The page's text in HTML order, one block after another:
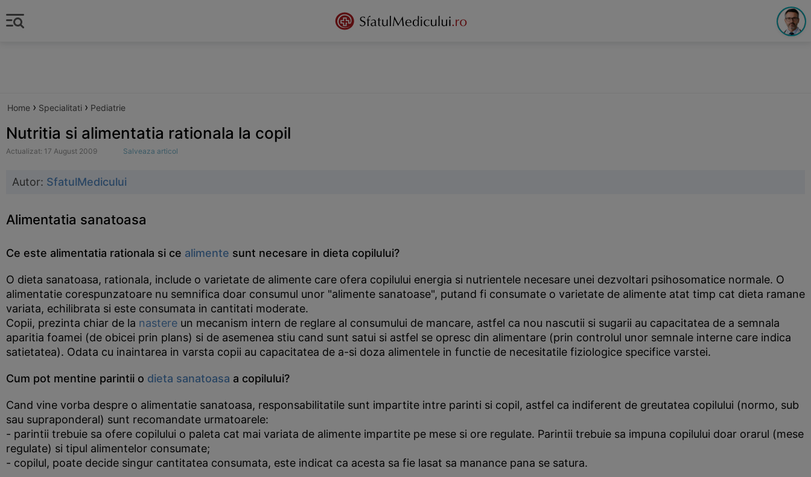
Home › Specialitati › Pediatrie
Nutritia si alimentatia rationala la copil
Actualizat: 17 August 2009 Salveaza articol
Autor: SfatulMedicului
Alimentatia sanatoasa
Ce este alimentatia rationala si ce alimente sunt necesare in dieta copilului?
O dieta sanatoasa, rationala, include o varietate de alimente care ofera copilului energia si nutrientele necesare unei dezvoltari psihosomatice normale. O
alimentatie corespunzatoare nu semnifica doar consumul unor "alimente sanatoase", putand fi consumate o varietate de alimente atat timp cat dieta ramane
variata, echilibrata si este consumata in cantitati moderate.
Copii, prezinta chiar de la nastere un mecanism intern de reglare al consumului de mancare, astfel ca nou nascutii si sugarii au capacitatea de a semnala
aparitia foamei (de obicei prin plans) si de asemenea stiu cand sunt satui si astfel se opresc din alimentare (prin controlul unor semnale interne care indica
satietatea). Odata cu inaintarea in varsta copii au capacitatea de a-si doza alimentele in functie de necesitatile fiziologice specifice varstei.
Cum pot mentine parintii o dieta sanatoasa a copilului?
Cand vine vorba despre o alimentatie sanatoasa, responsabilitatile sunt impartite intre parinti si copil, astfel ca indiferent de greutatea copilului (normo, sub
sau supraponderal) sunt recomandate urmatoarele:
- parintii trebuie sa ofere copilului o paleta cat mai variata de alimente impartite pe mese si ore regulate. Parintii trebuie sa impuna copilului doar orarul (mese
regulate) si tipul alimentelor consumate;
- copilul, poate decide singur cantitatea consumata, este indicat ca acesta sa fie lasat sa manance pana se satura.